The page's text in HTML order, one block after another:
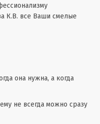
К.В. все Ваши смелые
она нужна, а когда
не всегда можно сразу